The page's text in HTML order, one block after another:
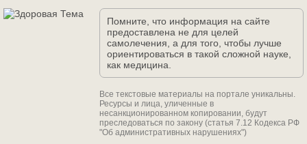
Помните, что информация на сайте
предоставлена не для целей
самолечения, а для того, чтобы лучше
ориентироваться в такой сложной науке,
как медицина.
Все текстовые материалы на портале уникальны.
Ресурсы и лица, уличенные в
несанкционированном копировании, будут
преследоваться по закону (статья 7.12 Кодекса РФ
"Об административных нарушениях")